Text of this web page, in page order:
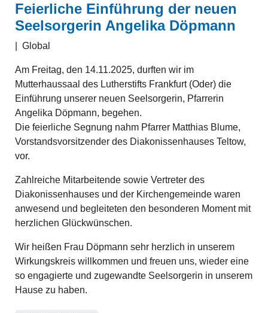
Feierliche Einführung der neuen
Seelsorgerin Angelika Döpmann
Global
Am Freitag, den 14.11.2025, durften wir im
Mutterhaussaal des Lutherstifts Frankfurt (Oder) die
Einführung unserer neuen Seelsorgerin, Pfarrerin
Angelika Döpmann, begehen.
Die feierliche Segnung nahm Pfarrer Matthias Blume,
Vorstandsvorsitzender des Diakonissenhauses Teltow,
vor.
Zahlreiche Mitarbeitende sowie Vertreter des
Diakonissenhauses und der Kirchengemeinde waren
anwesend und begleiteten den besonderen Moment mit
herzlichen Glückwünschen.
Wir heißen Frau Döpmann sehr herzlich in unserem
Wirkungskreis willkommen und freuen uns, wieder eine
so engagierte und zugewandte Seelsorgerin in unserem
Hause zu haben.